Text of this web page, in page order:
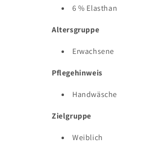
6 % Elasthan
Altersgruppe
Erwachsene
Pflegehinweis
Handwäsche
Zielgruppe
Weiblich